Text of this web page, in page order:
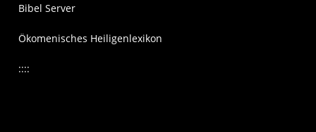
Bibel Server
Ökomenisches Heiligenlexikon
::::